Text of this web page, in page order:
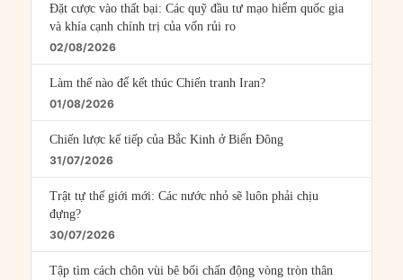
Đặt cược vào thất bại: Các quỹ đầu tư mạo hiểm quốc gia
và khía cạnh chính trị của vốn rủi ro
02/08/2026
Làm thế nào để kết thúc Chiến tranh Iran?
01/08/2026
Chiến lược kế tiếp của Bắc Kinh ở Biển Đông
31/07/2026
Trật tự thế giới mới: Các nước nhỏ sẽ luôn phải chịu
đựng?
30/07/2026
Tập tìm cách chôn vùi bê bối chấn động vòng tròn thân